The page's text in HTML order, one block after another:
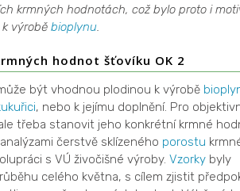
krmných hodnotách, což bylo proto i
k výroběbioplynu.
hodnot šťovíku OK 2
být vhodnou plodinou k výrobě
, nebo k jejímu doplnění. Pro
třeba stanovit jeho konkrétní krmné
čerstvě sklízeného porostu
s VÚ živočišné výroby.Vzorky byly
celého května, s cílem zjistit